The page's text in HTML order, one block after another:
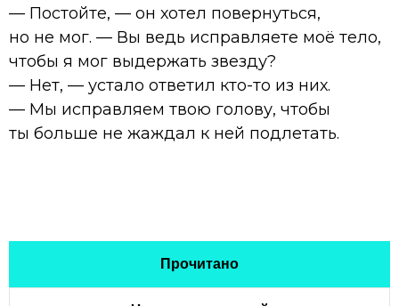
— Постойте, — он хотел повернуться,
но не мог. — Вы ведь исправляете моё тело,
чтобы я мог выдержать звезду?
— Нет, — устало ответил кто-то из них.
— Мы исправляем твою голову, чтобы
ты больше не жаждал к ней подлетать.
Прочитано